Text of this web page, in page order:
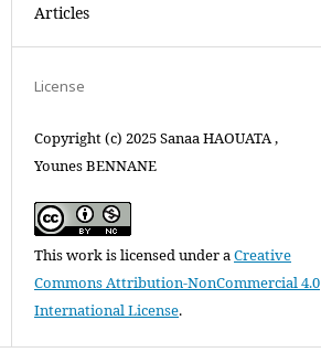
Articles
License
Copyright (c) 2025 Sanaa HAOUATA ,
Younes BENNANE
This work is licensed under aCreative
Commons Attribution-NonCommercial 4.0
International License.